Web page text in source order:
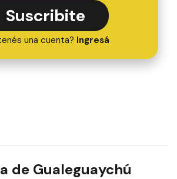
Suscribite
una cuenta? Ingresá
de Gualeguaychú